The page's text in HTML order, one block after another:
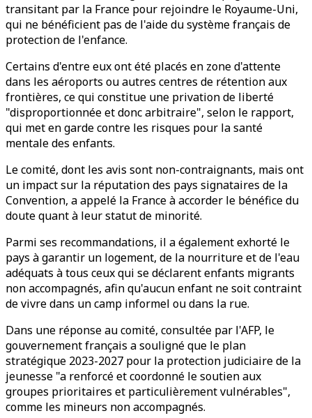
transitant par la France pour rejoindre le Royaume-Uni,
qui ne bénéficient pas de l'aide du système français de
protection de l'enfance.
Certains d'entre eux ont été placés en zone d'attente
dans les aéroports ou autres centres de rétention aux
frontières, ce qui constitue une privation de liberté
"disproportionnée et donc arbitraire", selon le rapport,
qui met en garde contre les risques pour la santé
mentale des enfants.
Le comité, dont les avis sont non-contraignants, mais ont
un impact sur la réputation des pays signataires de la
Convention, a appelé la France à accorder le bénéfice du
doute quant à leur statut de minorité.
Parmi ses recommandations, il a également exhorté le
pays à garantir un logement, de la nourriture et de l'eau
adéquats à tous ceux qui se déclarent enfants migrants
non accompagnés, afin qu'aucun enfant ne soit contraint
de vivre dans un camp informel ou dans la rue.
Dans une réponse au comité, consultée par l'AFP, le
gouvernement français a souligné que le plan
stratégique 2023-2027 pour la protection judiciaire de la
jeunesse "a renforcé et coordonné le soutien aux
groupes prioritaires et particulièrement vulnérables",
comme les mineurs non accompagnés.